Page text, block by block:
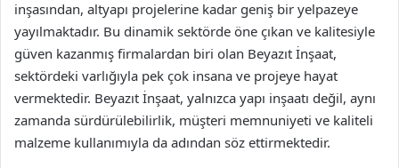
inşasından, altyapı projelerine kadar geniş bir yelpazeye
yayılmaktadır. Bu dinamik sektörde öne çıkan ve kalitesiyle
güven kazanmış firmalardan biri olan Beyazıt İnşaat,
sektördeki varlığıyla pek çok insana ve projeye hayat
vermektedir. Beyazıt İnşaat, yalnızca yapı inşaatı değil, aynı
zamanda sürdürülebilirlik, müşteri memnuniyeti ve kaliteli
malzeme kullanımıyla da adından söz ettirmektedir.